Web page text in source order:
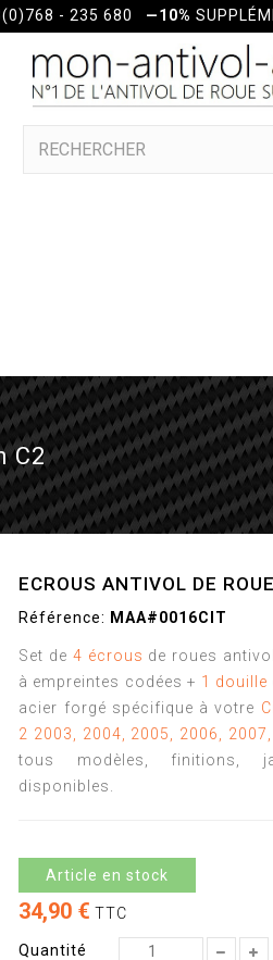
- 235 680 —10%
C2
ECROUS ANTIVOL DE
Référence: MAA#0016CIT
Set de 4 écrous de roues
à empreintes codées + 1 douille
acier forgé spécifique à votre
2 2003, 2004, 2005, 2006,
tous modèles, finitions,
disponibles.
Article en stock
34,90 € TTC
Quantité